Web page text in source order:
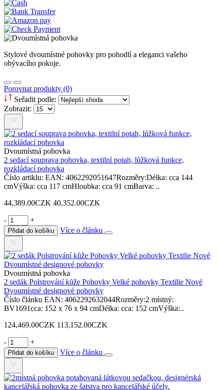
Stylové dvoumístné pohovky pro pohodlí a eleganci vašeho
obývacího pokoje.
Porovnat produkty (0)
Seřadit podle:
Zobrazit:
Dvoumístná pohovka
2 sedací souprava pohovka, textilní potah, lůžková funkce,
rozkládací pohovka
Číslo artiklu: EAN: 4062292051647Rozměry:Délka: cca 144
cmVýška: cca 117 cmHloubka: cca 91 cmBarva: ..
44,389.00CZK 40,352.00CZK
- +
Přidat do košíku Více o článku
Dvoumístná pohovka
2 sedák Polstrování kůže Pohovky Velké pohovky Textilie Nové
Dvoumístné designové pohovky
Číslo článku EAN: 4062292632044Rozměry:2 místný:
BV1691cca: 152 x 76 x 94 cmDélka: cca: 152 cmVýška:..
124,469.00CZK 113,152.00CZK
- +
Přidat do košíku Více o článku